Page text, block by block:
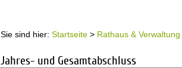
Sie sind hier:Startseite > Rathaus & Verwaltung
Jahres- und Gesamtabschluss